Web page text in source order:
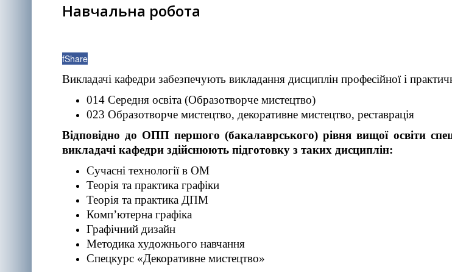
Навчальна робота
fShare
Викладачі кафедри забезпечують викладання дисциплін професійної і
014 Середня освіта (Образотворче мистецтво)
023 Образотворче мистецтво, декоративне мистецтво, реставрація
Відповідно до ОПП першого (бакалаврського) рівня вищої освіти
викладачі кафедри здійснюють підготовку з таких дисциплін:
Сучасні технології в ОМ
Теорія та практика графіки
Теорія та практика ДПМ
Комп’ютерна графіка
Графічний дизайн
Методика художнього навчання
Спецкурс «Декоративне мистецтво»